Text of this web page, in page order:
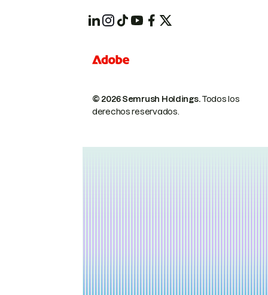
© 2026 Semrush Holdings.Todos los
derechos reservados.